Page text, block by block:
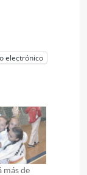
electrónico
más de